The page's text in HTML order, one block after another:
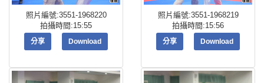
照片編號:3551-1968220
拍攝時間:15:55
分享 Download
照片編號:3551-1968219
拍攝時間:15:56
分享 Download